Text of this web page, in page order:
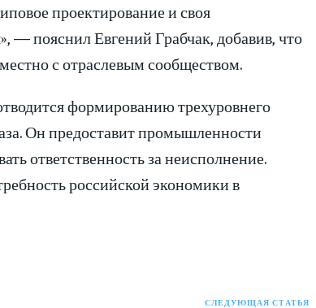
проектирование и своя
— пояснил Евгений Грабчак, добавив, что
с отраслевым сообществом.
формированию трехуровнего
Он предоставит промышленности
ответственность за неисполнение.
российской экономики в
СЛЕДУЮЩАЯ СТАТЬЯ